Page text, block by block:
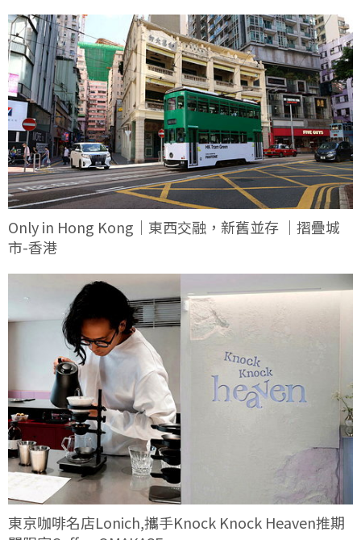
Only in Hong Kong｜東西交融，新舊並存 ｜摺疊城
市-香港
東京咖啡名店Lonich,攜手Knock Knock Heaven推期